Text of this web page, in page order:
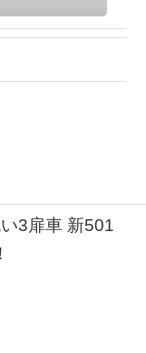
3扉車 新501